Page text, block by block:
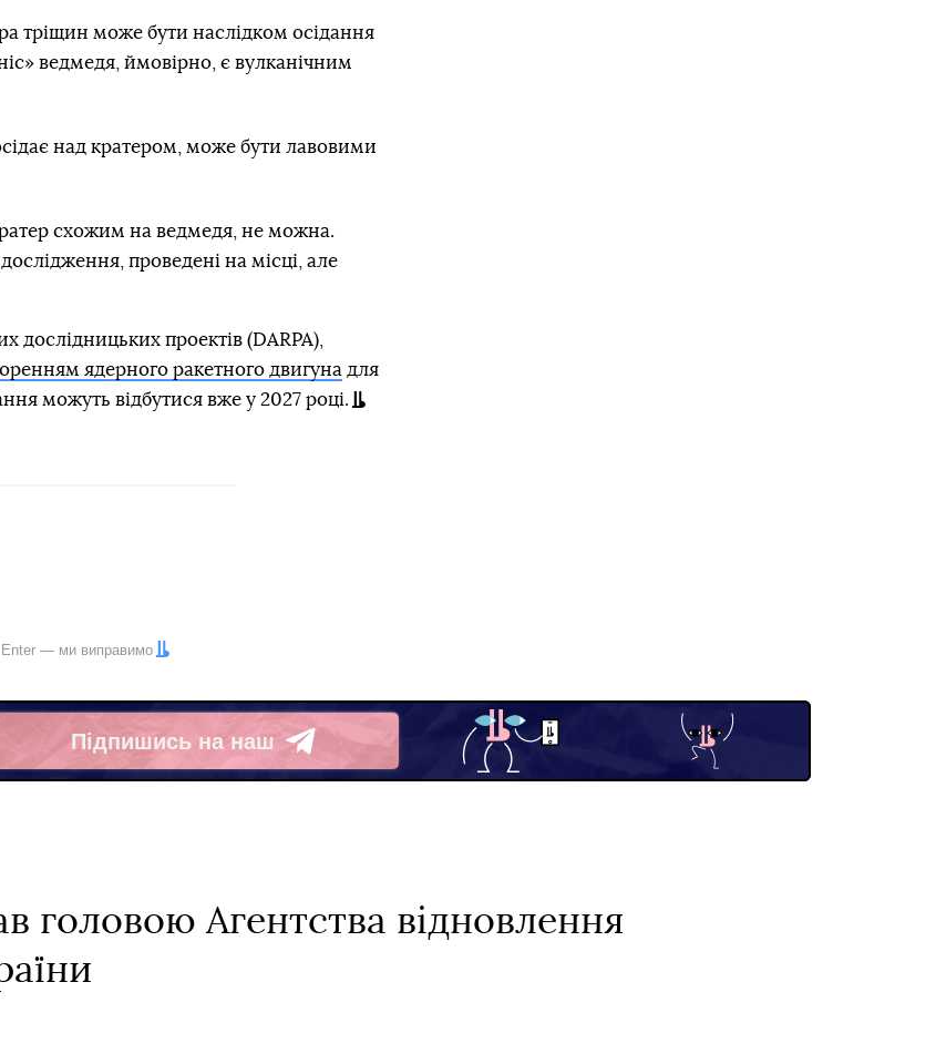
тріщин може бути наслідком осідання
ведмедя, ймовірно, є вулканічним
над кратером, може бути лавовими
схожим на ведмедя, не можна.
проведені на місці, але
дослідницьких проектів (DARPA),
ядерного ракетного двигуна для
можуть відбутися вже у 2027 році.
Enter — ми виправимо
Підпишись на наш
Telegram
головою Агентства відновлення